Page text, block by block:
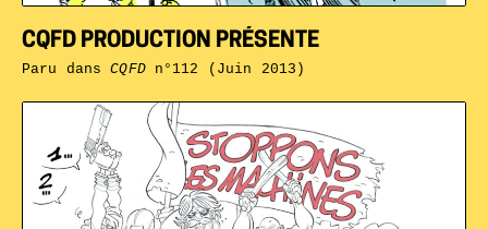
CQFD PRODUCTION PRÉSENTE
Paru dansCQFDn°112 (Juin 2013)